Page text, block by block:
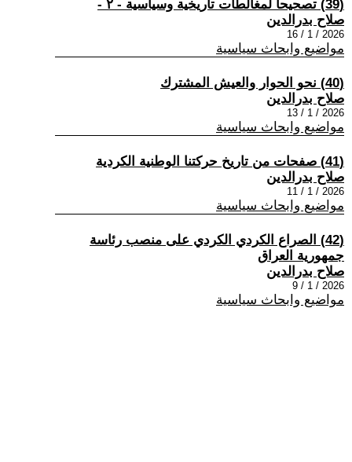
(39) تصحيحا لمغالطات تاريخية وسياسية - ٢ -
صلاح بدرالدين
2026 / 1 / 16
مواضيع وابحاث سياسية
(40) نحو الحوار والعيش المشترك
صلاح بدرالدين
2026 / 1 / 13
مواضيع وابحاث سياسية
(41) صفحات من تاريخ حركتنا الوطنية الكردية
صلاح بدرالدين
2026 / 1 / 11
مواضيع وابحاث سياسية
(42) الصراع الكردي الكردي على منصب رئاسة
جمهورية العراق
صلاح بدرالدين
2026 / 1 / 9
مواضيع وابحاث سياسية